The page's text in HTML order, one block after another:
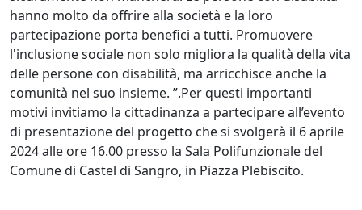
hanno molto da offrire alla società e la loro
partecipazione porta benefici a tutti. Promuovere
l'inclusione sociale non solo migliora la qualità della vita
delle persone con disabilità, ma arricchisce anche la
comunità nel suo insieme. ”.Per questi importanti
motivi invitiamo la cittadinanza a partecipare all’evento
di presentazione del progetto che si svolgerà il 6 aprile
2024 alle ore 16.00 presso la Sala Polifunzionale del
Comune di Castel di Sangro, in Piazza Plebiscito.